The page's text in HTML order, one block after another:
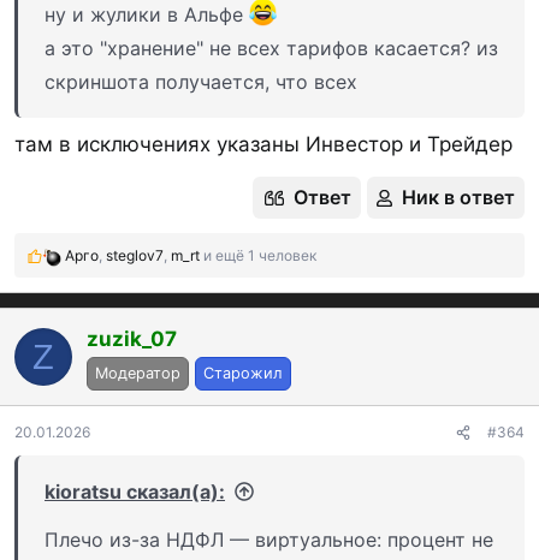
ну и жулики в Альфе
а это "хранение" не всех тарифов касается? из
скриншота получается, что всех
там в исключениях указаны Инвестор и Трейдер
Ответ Ник в ответ
Р
е
а
к
и
и
:
Арго, steglov7, m_rt и ещё 1 человек
Z zuzik_07
Модератор Старожил
20.01.2026 #364
kioratsu сказал(а):
Плечо из-за НДФЛ — виртуальное: процент не